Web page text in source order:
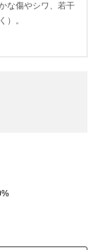
な傷やシワ、若干
）。